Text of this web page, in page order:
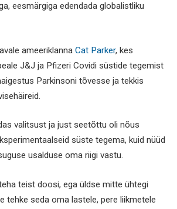
eesmärgiga edendada globalistliku
ameeriklanna Cat Parker, kes
J&J ja Pfizeri Covidi süstide tegemist
Parkinsoni tõvesse ja tekkis
valitsust ja just seetõttu oli nõus
süste tegema, kuid nüüd
usalduse oma riigi vastu.
teist doosi, ega üldse mitte ühtegi
tehke seda oma lastele, pere liikmetele